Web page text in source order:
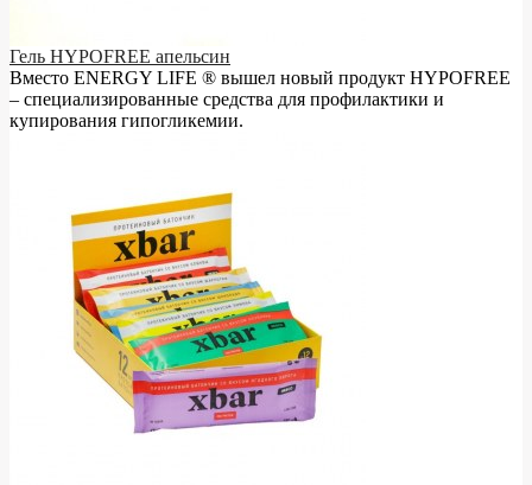
Гель HYPOFREE апельсин
Вместо ENERGY LIFE ® вышел новый продукт HYPOFREE
– cпециализированные средства для профилактики и
купирования гипогликемии.